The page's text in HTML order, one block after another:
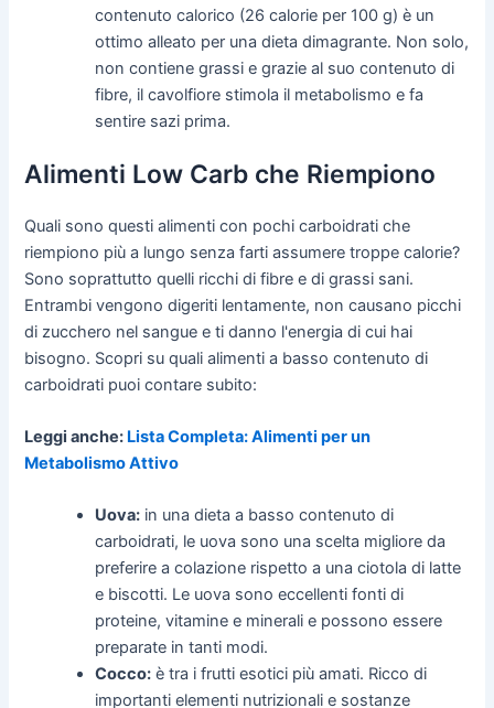
contenuto calorico (26 calorie per 100 g) è un
ottimo alleato per una dieta dimagrante. Non solo,
non contiene grassi e grazie al suo contenuto di
fibre, il cavolfiore stimola il metabolismo e fa
sentire sazi prima.
Alimenti Low Carb che Riempiono
Quali sono questi alimenti con pochi carboidrati che
riempiono più a lungo senza farti assumere troppe calorie?
Sono soprattutto quelli ricchi di fibre e di grassi sani.
Entrambi vengono digeriti lentamente, non causano picchi
di zucchero nel sangue e ti danno l'energia di cui hai
bisogno. Scopri su quali alimenti a basso contenuto di
carboidrati puoi contare subito:
Leggi anche: Lista Completa: Alimenti per un
Metabolismo Attivo
Uova: in una dieta a basso contenuto di
carboidrati, le uova sono una scelta migliore da
preferire a colazione rispetto a una ciotola di latte
e biscotti. Le uova sono eccellenti fonti di
proteine, vitamine e minerali e possono essere
preparate in tanti modi.
Cocco: è tra i frutti esotici più amati. Ricco di
importanti elementi nutrizionali e sostanze